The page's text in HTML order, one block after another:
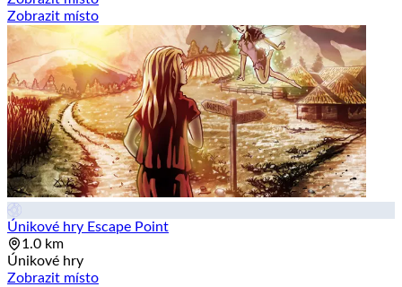
Zobrazit místo
Únikové hry Escape Point
1.0 km
Únikové hry
Zobrazit místo